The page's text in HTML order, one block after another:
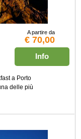
A partire da
€ 70,00
Info
a Porto
delle più